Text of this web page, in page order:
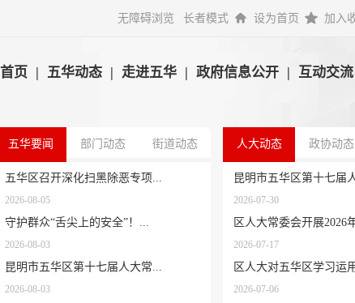
无障碍浏览 长者模式 设为首页 加入
首页 | 五华动态 | 走进五华 | 政府信息公开 | 互动交流
五华要闻 部门动态 街道动态
五华区召开深化扫黑除恶专项...
2026-08-05
守护群众“舌尖上的安全”！...
2026-08-03
昆明市五华区第十七届人大常...
2026-08-03
人大动态 政协动态
昆明市五华区第十七届
2026-07-30
区人大常委会开展2026
2026-07-17
区人大对五华区学习运
2026-07-06